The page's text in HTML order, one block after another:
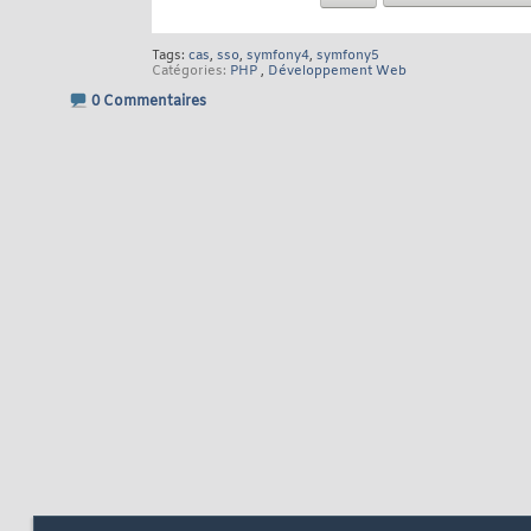
Tags: cas, sso, symfony4, symfony5
Catégories PHP , Développement Web
0 Commentaires